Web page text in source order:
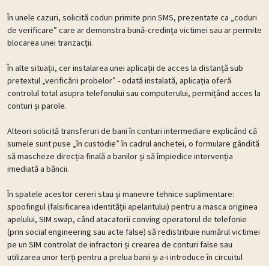
În unele cazuri, solicită coduri primite prin SMS, prezentate ca „coduri
de verificare” care ar demonstra bună‑credința victimei sau ar permite
blocarea unei tranzacții.
În alte situații, cer instalarea unei aplicații de acces la distanță sub
pretextul „verificării probelor” - odată instalată, aplicația oferă
controlul total asupra telefonului sau computerului, permițând acces la
conturi și parole.
Alteori solicită transferuri de bani în conturi intermediare explicând că
sumele sunt puse „în custodie” în cadrul anchetei, o formulare gândită
să mascheze direcția finală a banilor și să împiedice intervenția
imediată a băncii.
În spatele acestor cereri stau și manevre tehnice suplimentare:
spoofingul (falsificarea identității apelantului) pentru a masca originea
apelului, SIM swap, când atacatorii conving operatorul de telefonie
(prin social engineering sau acte false) să redistribuie numărul victimei
pe un SIM controlat de infractori și crearea de conturi false sau
utilizarea unor terți pentru a prelua banii și a-i introduce în circuitul